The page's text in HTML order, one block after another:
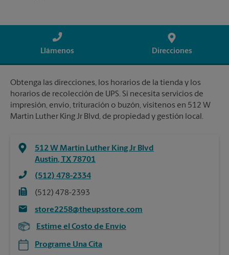
Llámenos Direcciones
Obtenga las direcciones, los horarios de la tienda y los
horarios de recolección de UPS. Si necesita servicios de
impresión, envío, trituración o buzón, visítenos en 512 W
Martin Luther King Jr Blvd, de propiedad y gestión local.
512 W Martin Luther King Jr Blvd
Austin, TX 78701
(512) 478-2334
(512) 478-2393
store2258@theupsstore.com
Estime el Costo de Envío
Programe Una Cita